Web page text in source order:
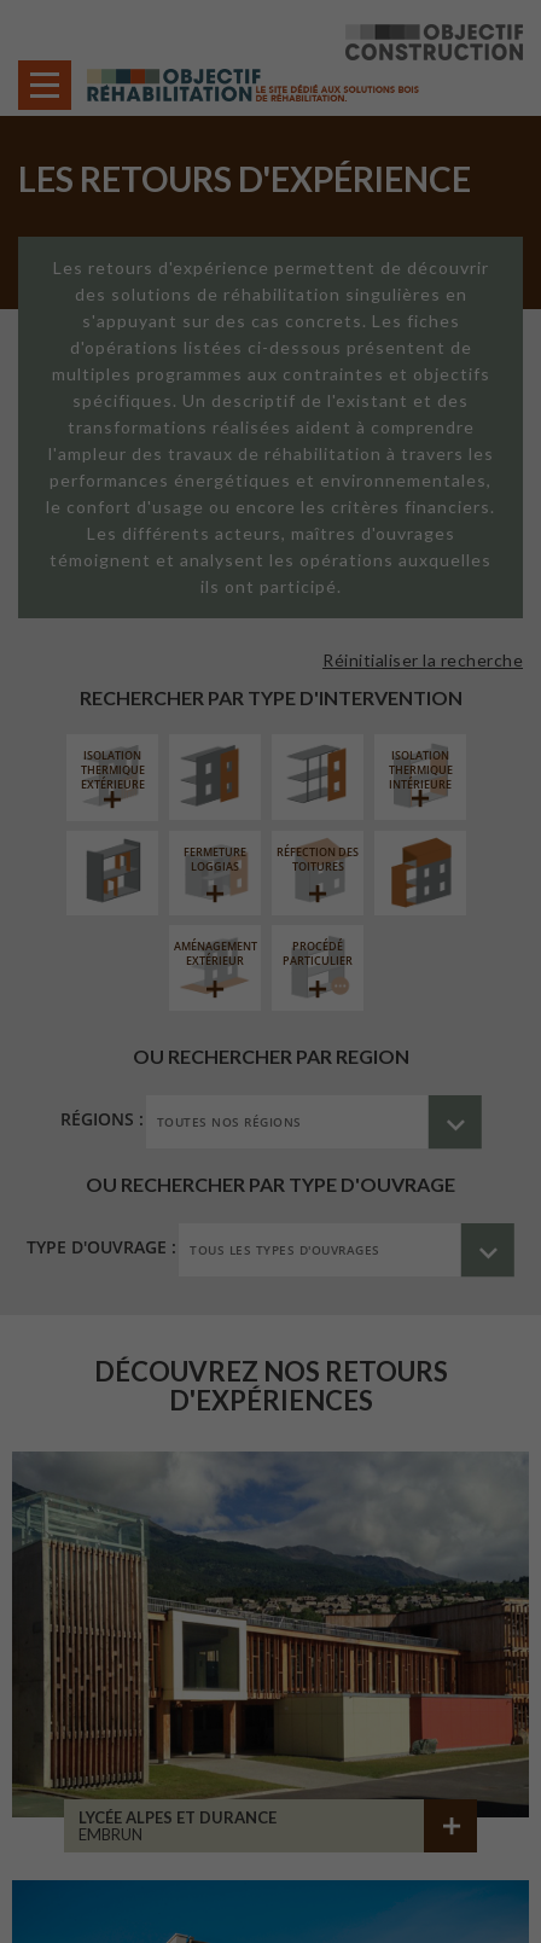
LES RETOURS D'EXPÉRIENCE
Les retours d'expérience permettent de découvrir
des solutions de réhabilitation singulières en
s'appuyant sur des cas concrets. Les fiches
d'opérations listées ci-dessous présentent de
multiples programmes aux contraintes et objectifs
spécifiques. Un descriptif de l'existant et des
transformations réalisées aident à comprendre
l'ampleur des travaux de réhabilitation à travers les
performances énergétiques et environnementales,
le confort d'usage ou encore les critères financiers.
Les différents acteurs, maîtres d'ouvrages
témoignent et analysent les opérations auxquelles
ils ont participé.
RECHERCHER PAR TYPE D'INTERVENTION
Réinitialiser la recherche
ISOLATION
THERMIQUE
EXTÉRIEURE
FAÇADE SUR
LINÉAIRE
ISOLATION
THERMIQUE
INTÉRIEURE
RÉAMÉNAGEMENT
INTÉRIEUR
FERMETURE
LOGGIAS
RÉFECTION DES
TOITURES
SURÉLÉVATION
EXTENSION
AMÉNAGEMENT
EXTÉRIEUR
PROCÉDÉ
PARTICULIER
OU RECHERCHER PAR REGION
RÉGIONS :
OU RECHERCHER PAR TYPE D'OUVRAGE
TYPE D'OUVRAGE :
DÉCOUVREZ NOS RETOURS
D'EXPÉRIENCES
LYCÉE ALPES ET DURANCE
EMBRUN